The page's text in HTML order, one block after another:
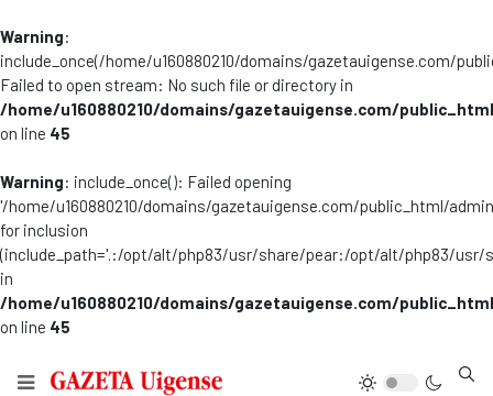
Warning:
include_once(/home/u160880210/domains/gazetauigense.com/
Failed to open stream: No such file or directory in
/home/u160880210/domains/gazetauigense.com/
on line 45
Warning: include_once(): Failed opening
'/home/u160880210/domains/gazetauigense.com/public_html/
for inclusion
(include_path='.:/opt/alt/php83/usr/share/pear:/opt/alt/php83/
in
/home/u160880210/domains/gazetauigense.com/
on line 45